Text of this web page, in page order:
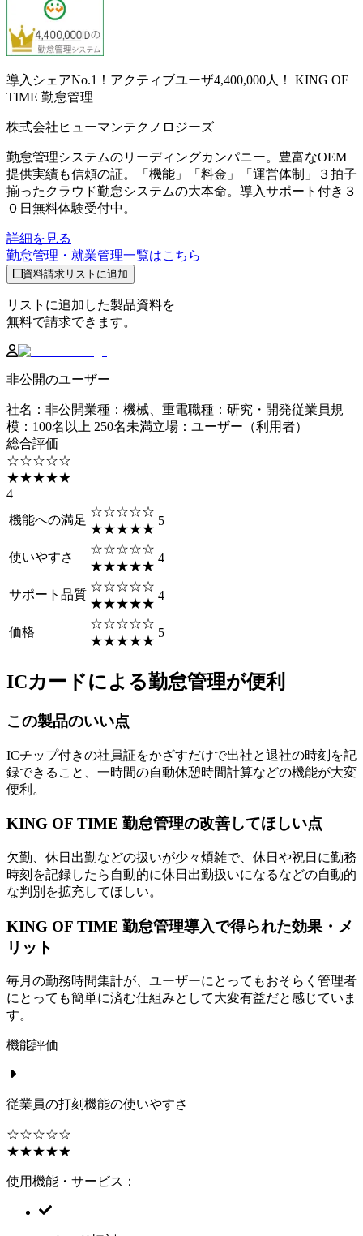
導入シェアNo.1！アクティブユーザ4,400,000人！
KING OF
TIME 勤怠管理
株式会社ヒューマンテクノロジーズ
勤怠管理システムのリーディングカンパニー。豊富なOEM
提供実績も信頼の証。「機能」「料金」「運営体制」３拍子
揃ったクラウド勤怠システムの大本命。導入サポート付き３
０日無料体験受付中。
詳細を見る
勤怠管理・就業管理一覧はこちら
資料請求リストに追加
リストに追加した製品資料を
無料で請求できます。
非公開のユーザー
社名 ： 非公開業種 ： 機械、重電職種 ： 研究・開発従業員規
模 ： 100名以上 250名未満立場 ： ユーザー（利用者）
総合評価
☆☆☆☆☆
★★★★★
4
機能への満足
☆☆☆☆☆
★★★★★
5
使いやすさ
☆☆☆☆☆
★★★★★
4
サポート品質
☆☆☆☆☆
★★★★★
4
価格
☆☆☆☆☆
★★★★★
5
ICカードによる勤怠管理が便利
この製品のいい点
ICチップ付きの社員証をかざすだけで出社と退社の時刻を記
録できること、一時間の自動休憩時間計算などの機能が大変
便利。
KING OF TIME 勤怠管理の改善してほしい点
欠勤、休日出勤などの扱いが少々煩雑で、休日や祝日に勤務
時刻を記録したら自動的に休日出勤扱いになるなどの自動的
な判別を拡充してほしい。
KING OF TIME 勤怠管理導入で得られた効果・メ
リット
毎月の勤務時間集計が、ユーザーにとってもおそらく管理者
にとっても簡単に済む仕組みとして大変有益だと感じていま
す。
機能評価
従業員の打刻機能の使いやすさ
☆☆☆☆☆
★★★★★
使用機能・サービス：